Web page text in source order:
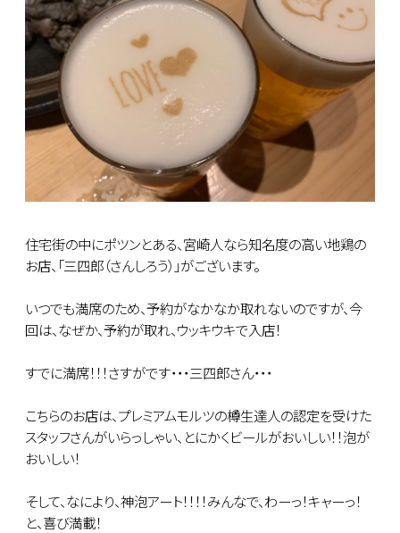
住宅街の中にポツンとある、宮崎人なら知名度の高い地鶏の
お店、「三四郎（さんしろう）」がございます。
いつでも満席のため、予約がなかなか取れないのですが、今
回は、なぜか、予約が取れ、ウッキウキで入店！
すでに満席！！！さすがです・・・三四郎さん・・・
こちらのお店は、プレミアムモルツの樽生達人の認定を受けた
スタッフさんがいらっしゃい、とにかくビールがおいしい！！泡が
おいしい！
そして、なにより、神泡アート！！！！みんなで、わーっ！キャーっ！
と、喜び満載！